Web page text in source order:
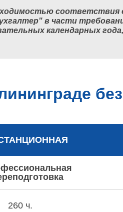
соответствия
в части
календарных года,
260 ч.